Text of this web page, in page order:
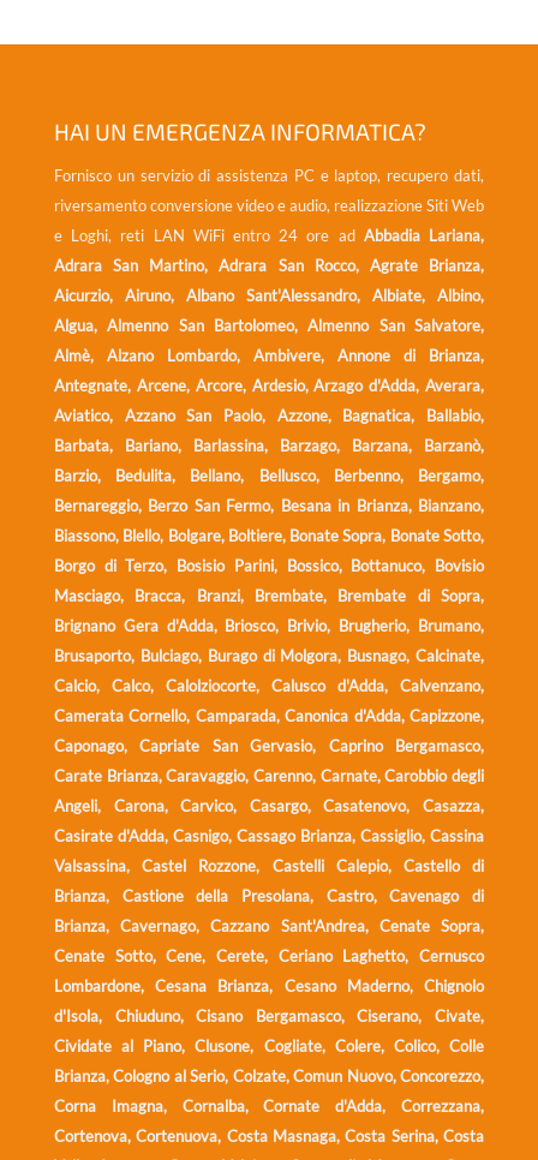
HAI UN EMERGENZA INFORMATICA?
Fornisco un servizio di assistenza PC e laptop, recupero dati,
riversamento conversione video e audio, realizzazione Siti Web
e Loghi, reti LAN WiFi entro 24 ore ad Abbadia Lariana,
Adrara San Martino, Adrara San Rocco, Agrate Brianza,
Aicurzio, Airuno, Albano Sant'Alessandro, Albiate, Albino,
Algua, Almenno San Bartolomeo, Almenno San Salvatore,
Almè, Alzano Lombardo, Ambivere, Annone di Brianza,
Antegnate, Arcene, Arcore, Ardesio, Arzago d'Adda, Averara,
Aviatico, Azzano San Paolo, Azzone, Bagnatica, Ballabio,
Barbata, Bariano, Barlassina, Barzago, Barzana, Barzanò,
Barzio, Bedulita, Bellano, Bellusco, Berbenno, Bergamo,
Bernareggio, Berzo San Fermo, Besana in Brianza, Bianzano,
Biassono, Blello, Bolgare, Boltiere, Bonate Sopra, Bonate Sotto,
Borgo di Terzo, Bosisio Parini, Bossico, Bottanuco, Bovisio
Masciago, Bracca, Branzi, Brembate, Brembate di Sopra,
Brignano Gera d'Adda, Briosco, Brivio, Brugherio, Brumano,
Brusaporto, Bulciago, Burago di Molgora, Busnago, Calcinate,
Calcio, Calco, Calolziocorte, Calusco d'Adda, Calvenzano,
Camerata Cornello, Camparada, Canonica d'Adda, Capizzone,
Caponago, Capriate San Gervasio, Caprino Bergamasco,
Carate Brianza, Caravaggio, Carenno, Carnate, Carobbio degli
Angeli, Carona, Carvico, Casargo, Casatenovo, Casazza,
Casirate d'Adda, Casnigo, Cassago Brianza, Cassiglio, Cassina
Valsassina, Castel Rozzone, Castelli Calepio, Castello di
Brianza, Castione della Presolana, Castro, Cavenago di
Brianza, Cavernago, Cazzano Sant'Andrea, Cenate Sopra,
Cenate Sotto, Cene, Cerete, Ceriano Laghetto, Cernusco
Lombardone, Cesana Brianza, Cesano Maderno, Chignolo
d'Isola, Chiuduno, Cisano Bergamasco, Ciserano, Civate,
Cividate al Piano, Clusone, Cogliate, Colere, Colico, Colle
Brianza, Cologno al Serio, Colzate, Comun Nuovo, Concorezzo,
Corna Imagna, Cornalba, Cornate d'Adda, Correzzana,
Cortenova, Cortenuova, Costa Masnaga, Costa Serina, Costa